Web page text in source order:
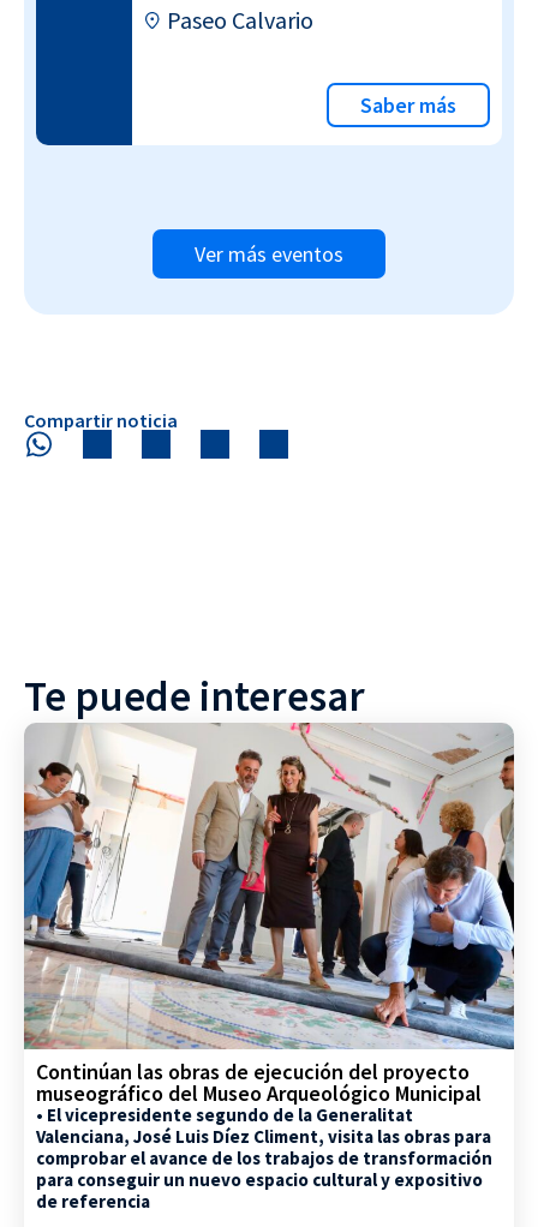
Paseo Calvario
Saber más
Ver más eventos
Compartir noticia
Te puede interesar
Continúan las obras de ejecución del proyecto
museográfico del Museo Arqueológico Municipal
• El vicepresidente segundo de la Generalitat
Valenciana, José Luis Díez Climent, visita las obras para
comprobar el avance de los trabajos de transformación
para conseguir un nuevo espacio cultural y expositivo
de referencia